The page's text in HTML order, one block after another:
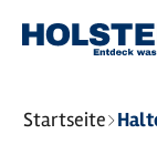
Sie
sind
Startseite